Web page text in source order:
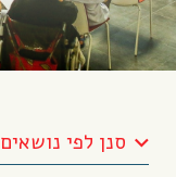
סנן לפי נושאים